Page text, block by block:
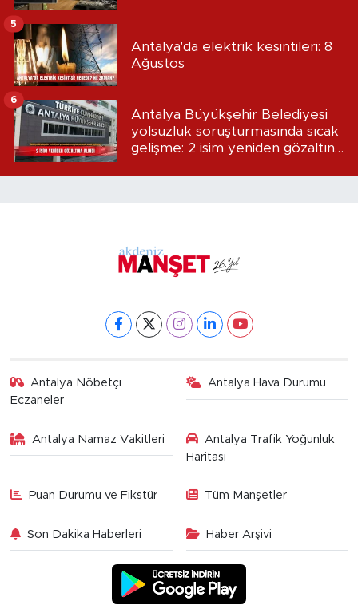
Antalya'da elektrik kesintileri: 8
Ağustos
5
Antalya Büyükşehir Belediyesi
yolsuzluk soruşturmasında sıcak
gelişme: 2 isim yeniden gözaltına
6
Antalya Nöbetçi
Eczaneler
Antalya Hava Durumu
Antalya Namaz Vakitleri
Antalya Trafik Yoğunluk
Haritası
Puan Durumu ve Fikstür Tüm Manşetler
Son Dakika Haberleri Haber Arşivi